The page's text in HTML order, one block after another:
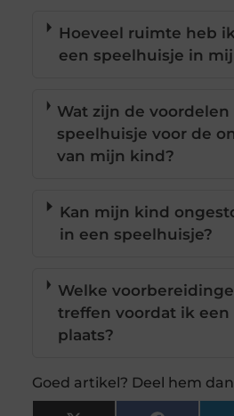
Hoeveel ruimte heb
een speelhuisje in
Wat zijn de voordelen
speelhuisje voor de
van mijn kind?
Kan mijn kind
in een speelhuisje?
Welke
treffen voordat ik een
plaats?
Goed artikel? Deel hem